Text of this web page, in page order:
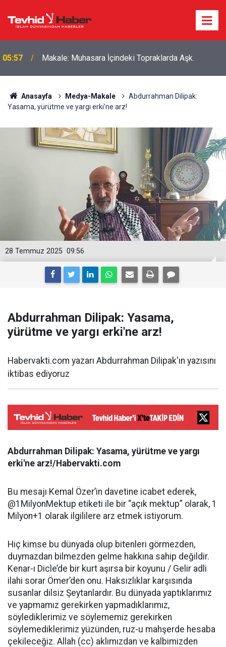
18:39
Boykottan kaçmaya çalışan Algida yeni bir marka
ismi buldu!
Anasayfa Medya-Makale
Abdurrahman Dilipak:
Yasama, yürütme ve yargı erki'ne arz!
09:56
28 Temmuz 2025
Abdurrahman Dilipak: Yasama,
yürütme ve yargı erki'ne arz!
Habervakti.com yazarı Abdurrahman Dilipak'ın yazısını
iktibas ediyoruz
Abdurrahman Dilipak: Yasama, yürütme ve yargı
erki'ne arz!/Habervakti.com
Bu mesajı Kemal Özer’in davetine icabet ederek,
@1MilyonMektup etiketi ile bir “açık mektup” olarak, 1
Milyon+1 olarak ilgililere arz etmek istiyorum.
Hiç kimse bu dünyada olup bitenleri görmezden,
duymazdan bilmezden gelme hakkına sahip değildir.
Kenar-ı Dicle’de bir kurt aşırsa bir koyunu / Gelir adli
ilahi sorar Ömer’den onu. Haksızlıklar karşısında
susanlar dilsiz Şeytanlardır. Bu dünyada yaptıklarımız
ve yapmamız gerekirken yapmadıklarımız,
söylediklerimiz ve söylememiz gerekirken
söylemediklerimiz yüzünden, ruz-u mahşerde hesaba
çekileceğiz. Allah (cc) aklımızdan ve kalbimizden